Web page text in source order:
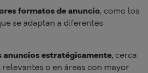
formatos de anuncio, como los
se adaptan a diferentes
anuncios estratégicamente, cerca
o en áreas con mayor